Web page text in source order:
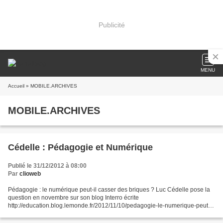
Publicité
MENU
Accueil » MOBILE.ARCHIVES
MOBILE.ARCHIVES
Cédelle : Pédagogie et Numérique
Publié le 31/12/2012 à 08:00
Par clioweb
Pédagogie : le numérique peut-il casser des briques ? Luc Cédelle pose la
question en novembre sur son blog Interro écrite
http://education.blog.lemonde.fr/2012/11/10/pedagogie-le-numerique-peut-il-
http://education.blog.lemonde.fr/2012/11/12/pedagogie-le-numerique-peut-il-